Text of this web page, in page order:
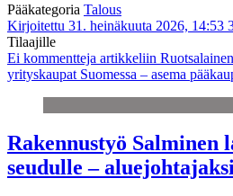
Pääkategoria Talous
Kirjoitettu 31. heinäkuuta 2026, 14:53
Tilaajille
Ei kommentteja artikkeliin
yrityskaupat Suomessa – asema
Rakennustyö Salminen
seudulle –